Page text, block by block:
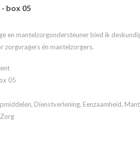
box 05
en mantelzorgondersteuner bied ik
zorgvragers én mantelzorgers.
05
Dienstverlening, Eenzaamheid,